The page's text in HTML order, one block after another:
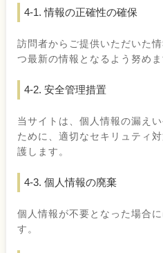
4-1. 情報の正確性の確保
訪問者からご提供いただいた
つ最新の情報となるよう努めま
4-2. 安全管理措置
当サイトは、個人情報の漏え
ために、適切なセキリュティ
護します。
4-3. 個人情報の廃棄
個人情報が不要となった場合
す。